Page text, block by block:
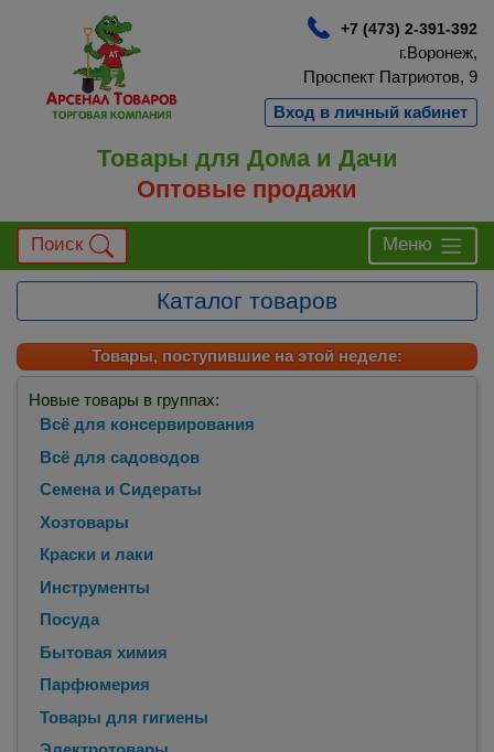
+7 (473) 2-391-392
г.Воронеж,
Проспект Патриотов, 9
Вход в личный кабинет
Товары для Дома и Дачи
Оптовые продажи
Поиск Меню
Каталог товаров
Товары, поступившие на этой неделе:
Новые товары в группах:
Всё для консервирования
Всё для садоводов
Семена и Сидераты
Хозтовары
Краски и лаки
Инструменты
Посуда
Бытовая химия
Парфюмерия
Товары для гигиены